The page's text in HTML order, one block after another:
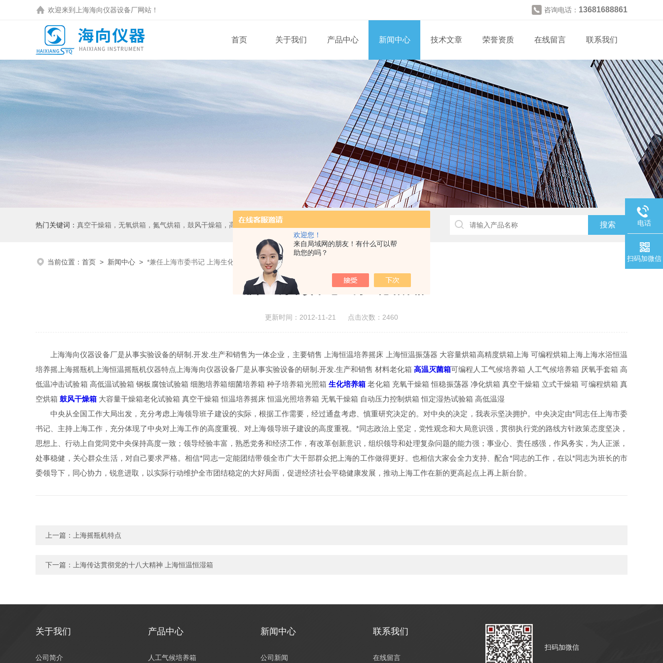
欢迎您！
来自局域网的朋友！有什么可以帮
助您的吗？
欢迎来到 上海海向仪器设备厂网站！ 咨询电话： 13681688861
首页 关于我们 产品中心 新闻中心 技术文章 荣誉资质 在线留言 联系我们
热门关键词： 真空干燥箱，无氧烘箱，氮气烘箱，鼓风干燥箱，高温烘箱，二氧化碳培养箱、生化培养箱、三气培养箱、恒温恒湿箱、高低温试验箱
当前位置： 首页 > 新闻中心 > *兼任上海市委书记 上海生化培养箱
*兼任上海市委书记 上海生化培养箱
更新时间：2012-11-21 点击次数：2460
上海海向仪器设备厂是从事实验设备的研制.开发.生产和销售为一体企业，主要销售 上海恒温培养摇床 上海恒温振荡器 大容量烘箱高精度烘箱上海 可编程烘箱上海上海水浴恒温
培养摇上海摇瓶机上海恒温摇瓶机仪器特点上海海向仪器设备厂是从事实验设备的研制.开发.生产和销售 材料老化箱高温灭菌箱可编程人工气候培养箱 人工气候培养箱 厌氧手套箱 高
低温冲击试验箱 高低温试验箱 钢板腐蚀试验箱 细胞培养箱细菌培养箱 种子培养箱光照箱 生化培养箱 老化箱 充氧干燥箱 恒稳振荡器 净化烘箱 真空干燥箱 立式干燥箱 可编程烘箱 真
空烘箱 鼓风干燥箱 大容量干燥箱老化试验箱 真空干燥箱 恒温培养摇床 恒温光照培养箱 无氧干燥箱 自动压力控制烘箱 恒定湿热试验箱 高低温湿
中央从全国工作大局出发，充分考虑上海领导班子建设的实际，根据工作需要，经过通盘考虑、慎重研究决定的。对中央的决定，我表示坚决拥护。中央决定由*同志任上海市委
书记、主持上海工作，充分体现了中央对上海工作的高度重视、对上海领导班子建设的高度重视。*同志政治上坚定，党性观念和大局意识强，贯彻执行党的路线方针政策态度坚决，
思想上、行动上自觉同党中央保持高度一致；领导经验丰富，熟悉党务和经济工作，有改革创新意识，组织领导和处理复杂问题的能力强；事业心、责任感强，作风务实，为人正派，
处事稳健，关心群众生活，对自己要求严格。相信*同志一定能团结带领全市广大干部群众把上海的工作做得更好。也相信大家会全力支持、配合*同志的工作，在以*同志为班长的市
委领导下，同心协力，锐意进取，以实际行动维护全市团结稳定的大好局面，促进经济社会平稳健康发展，推动上海工作在新的更高起点上再上新台阶。
上一篇： 上海摇瓶机特点
下一篇： 上海传达贯彻党的十八大精神 上海恒温恒湿箱
关于我们
公司简介
产品中心
人工气候培养箱
新闻中心
公司新闻
联系我们
在线留言
扫码加微信
电话
扫码加微信